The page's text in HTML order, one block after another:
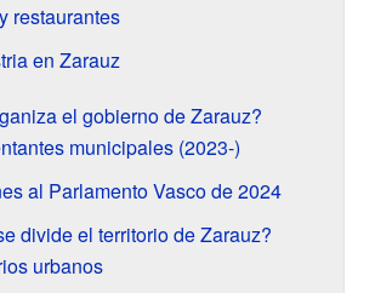
restaurantes
en Zarauz
el gobierno de Zarauz?
municipales (2023-)
al Parlamento Vasco de 2024
divide el territorio de Zarauz?
urbanos